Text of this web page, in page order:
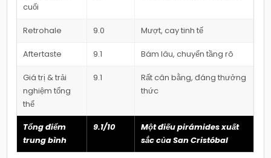
cuối
Retrohale 9.0 Mượt, cay tinh tế
Aftertaste 9.1 Bám lâu, chuyển tầng rõ
Giá trị & trải
nghiệm tổng
thể
9.1
Rất cân bằng, đáng thưởng
thức
Tổng điểm
trung bình
9.1/10
Một điếu pirámides xuất
sắc của San Cristóbal